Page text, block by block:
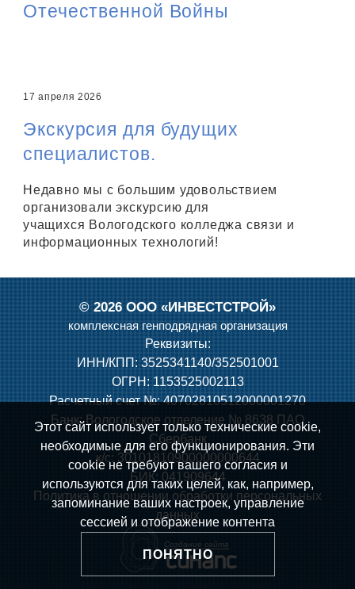
Отечественной Войны
17 апреля 2026
Экскурсия для будущих
специалистов.
Недавно мы с большим удовольствием
организовали экскурсию для
учащихся Вологодского колледжа связи и
информационных технологий!
©2026 ООО «ИНВЕСТСТРОЙ»
комплексная генподрядная организация
Реквизиты:
ИНН/КПП: 3525341140/352501001
ОГРН: 1153525002113
Расчетный счет №: 40702810512000001270
Банк: Вологодское отделение № 8638 ПАО
Сбербанк
к/с: 30101810900000000644
БИК: 041909644
Политика в отношении обработки персональных
данных
Создание сайта
Этот сайт использует только технические cookie,
необходимые для его функционирования. Эти
cookie не требуют вашего согласия и
используются для таких целей, как, например,
запоминание ваших настроек, управление
сессией и отображение контента
ПОНЯТНО